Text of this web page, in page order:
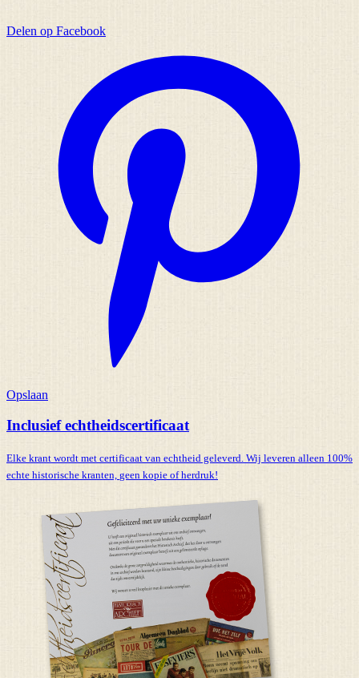
Delen op Facebook
Opslaan
Inclusief echtheidscertificaat
Elke krant wordt met certificaat van echtheid geleverd. Wij leveren alleen 100%
echte historische kranten, geen kopie of herdruk!